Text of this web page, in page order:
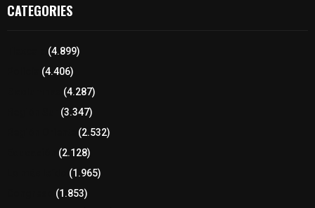
CATEGORIES
(4.899)
(4.406)
(4.287)
(3.347)
(2.532)
(2.128)
(1.965)
(1.853)